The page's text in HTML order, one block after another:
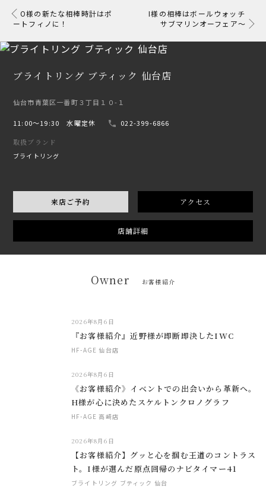
O様の新たな相棒時計はポ
ートフィノに！
I様の相棒はボールウォッチ
サブマリンオーフェア～
ブライトリング ブティック 仙台店
仙台市青葉区一番町３丁目１０-１
11:00〜19:30 水曜定休
022-399-6866
取扱ブランド
ブライトリング
来店ご予約 アクセス
店舗詳細
Owner お客様紹介
2026年8月6日
『お客様紹介』近野様が即断即決したIWC
HF-AGE 仙台店
2026年8月6日
《お客様紹介》イベントでの出会いから革新へ。
H様が心に決めたスケルトンクロノグラフ
HF-AGE 高崎店
2026年8月6日
【お客様紹介】グッと心を掴む王道のコントラス
ト。I様が選んだ原点回帰のナビタイマー41
ブライトリング ブティック 仙台